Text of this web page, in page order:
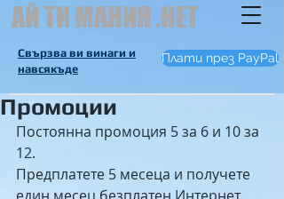
АЙ ТИ МАНИЯ .НЕТ
Свързва ви винаги и
навсякъде
Плати през PayPal
Промоции
Постоянна промоция 5 за 6 и 10 за
12.
Предплатете 5 месеца и получете